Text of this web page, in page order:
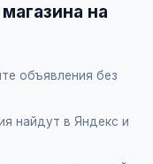
на
объявления без
найдут в Яндекс и